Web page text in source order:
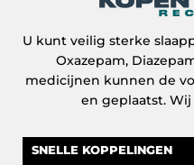
U kunt veilig sterke
Oxazepam,
medicijnen kunnen de
en geplaatst. Wij
SNELLE KOPPELINGEN